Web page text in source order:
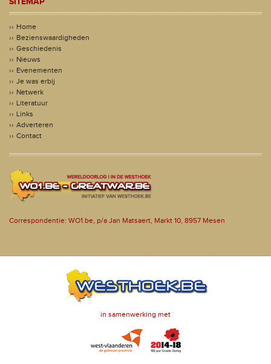
Home
Bezienswaardigheden
Geschiedenis
Nieuws
Evenementen
Je was erbij
Netwerk
Literatuur
Links
Adverteren
Contact
Correspondentie: WO1.be, p/a Jan Matsaert, Markt 10, 8957 Mesen
in samenwerking met